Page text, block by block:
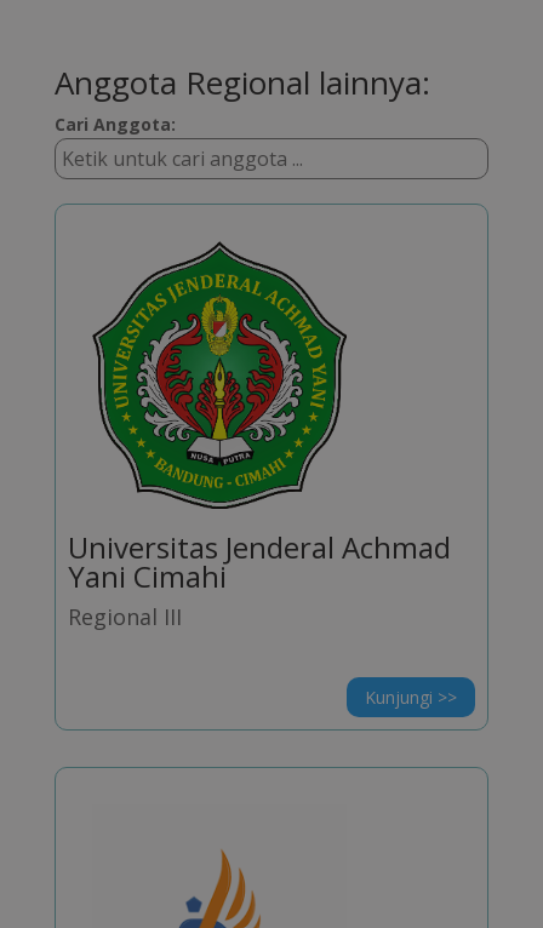
Anggota Regional lainnya:
Cari Anggota:
Universitas Jenderal Achmad
Yani Cimahi
Regional III
Kunjungi >>